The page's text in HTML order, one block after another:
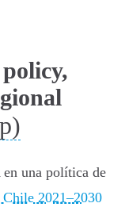
una política de
2021–2030